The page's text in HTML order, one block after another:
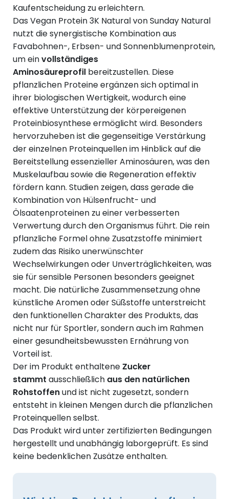
Kaufentscheidung zu erleichtern.
Das Vegan Protein 3K Natural von Sunday Natural
nutzt die synergistische Kombination aus
Favabohnen-, Erbsen- und Sonnenblumenprotein,
um einvollständiges
Aminosäureprofil bereitzustellen. Diese
pflanzlichen Proteine ergänzen sich optimal in
ihrer biologischen Wertigkeit, wodurch eine
effektive Unterstützung der körpereigenen
Proteinbiosynthese ermöglicht wird. Besonders
hervorzuheben ist die gegenseitige Verstärkung
der einzelnen Proteinquellen im Hinblick auf die
Bereitstellung essenzieller Aminosäuren, was den
Muskelaufbau sowie die Regeneration effektiv
fördern kann. Studien zeigen, dass gerade die
Kombination von Hülsenfrucht- und
Ölsaatenproteinen zu einer verbesserten
Verwertung durch den Organismus führt. Die rein
pflanzliche Formel ohne Zusatzstoffe minimiert
zudem das Risiko unerwünschter
Wechselwirkungen oder Unverträglichkeiten, was
sie für sensible Personen besonders geeignet
macht. Die natürliche Zusammensetzung ohne
künstliche Aromen oder Süßstoffe unterstreicht
den funktionellen Charakter des Produkts, das
nicht nur für Sportler, sondern auch im Rahmen
einer gesundheitsbewussten Ernährung von
Vorteil ist.
Der im Produkt enthaltene Zucker
stammt ausschließlich aus den natürlichen
Rohstoffenund ist nicht zugesetzt, sondern
entsteht in kleinen Mengen durch die pflanzlichen
Proteinquellen selbst.
Das Produkt wird unter zertifizierten Bedingungen
hergestellt und unabhängig laborgeprüft. Es sind
keine bedenklichen Zusätze enthalten.